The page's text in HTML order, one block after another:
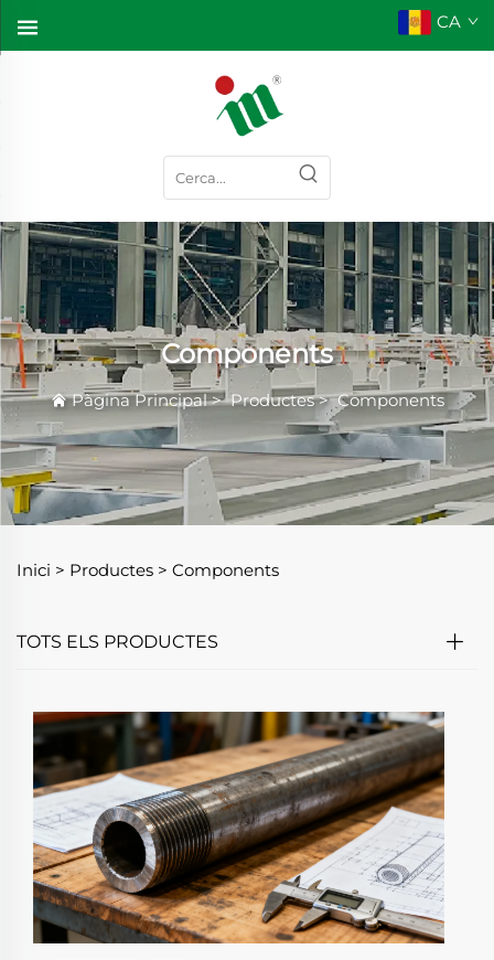
CA
Components
Pàgina Principal>Productes>Components
Inici > Productes > Components
TOTS ELS PRODUCTES